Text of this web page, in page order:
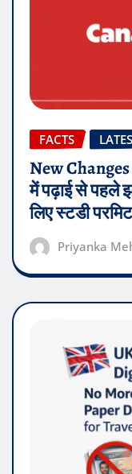
FACTS
New
में पढ़ाई से पहले
लिए स्टडी
Priyanka